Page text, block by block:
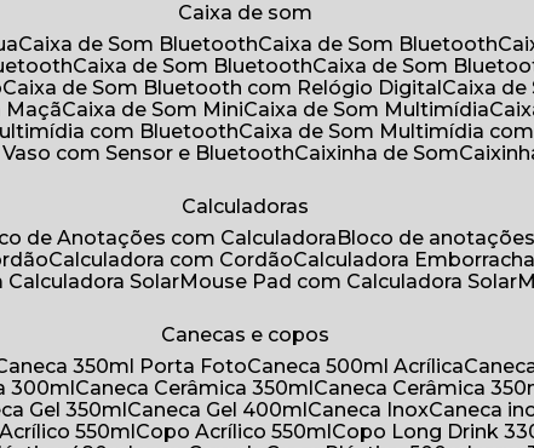
Caixa de som
Caixa de Som Bluetooth Caixa de Som Bluetooth
Caixa de Som Bluetooth
Caixa de Som
Caixa de Som Bluetooth com Relógio Digital
Caixa
Maçã Caixa de Som Mini Caixa de Som Multimídia
com Bluetooth
Caixa de Som Multimídia
Vaso com Sensor e Bluetooth Caixinha de Som
Calculadoras
de Anotações com Calculadora
Bloco de
Calculadora com Cordão Calculadora
Calculadora Solar Mouse Pad com Calculadora Solar
Canecas e copos
Caneca 350ml Porta Foto Caneca 500ml Acrílica
300ml Caneca Cerâmica 350ml
Caneca Cerâmica
Gel 350ml Caneca Gel 400ml Caneca Inox
Caneca
Acrílico 550ml Copo Acrílico 550ml
Copo Long Drink